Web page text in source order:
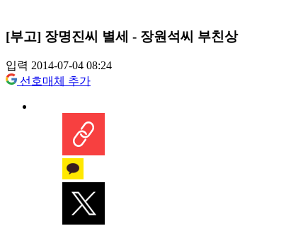
[부고] 장명진씨 별세 - 장원석씨 부친상
입력 2014-07-04 08:24
선호매체 추가